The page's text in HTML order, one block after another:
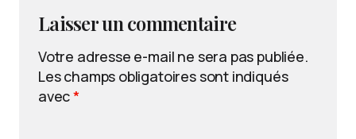
Laisser un commentaire
Votre adresse e-mail ne sera pas publiée.
Les champs obligatoires sont indiqués
avec*